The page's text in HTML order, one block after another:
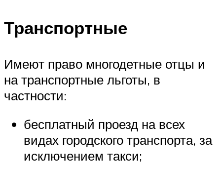
Транспортные
Имеют право многодетные отцы и
на транспортные льготы, в
частности:
бесплатный проезд на всех
видах городского транспорта, за
исключением такси;